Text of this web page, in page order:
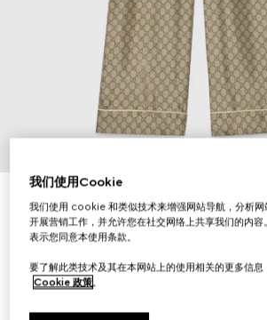
GG Supreme印花真丝长裤
A$2,600
我们使用Cookie
我们使用 cookie 和类似技术来增强网站导航，分析网
开展营销工作，并允许您在社交网络上共享我们的内容
表示您同意本使用条款。
要了解此类技术及其在本网站上的使用相关的更多信息
Cookie 政策。